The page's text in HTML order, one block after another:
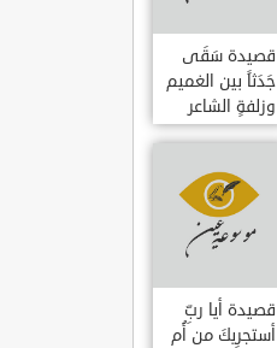
قصيدة سَقَى
جَدَثاً بين الغميم
وزلفةٍ الشاعر
العوام بن عقبة
قصيدة أيا ربِّ
أستجرِيكَ من أُم